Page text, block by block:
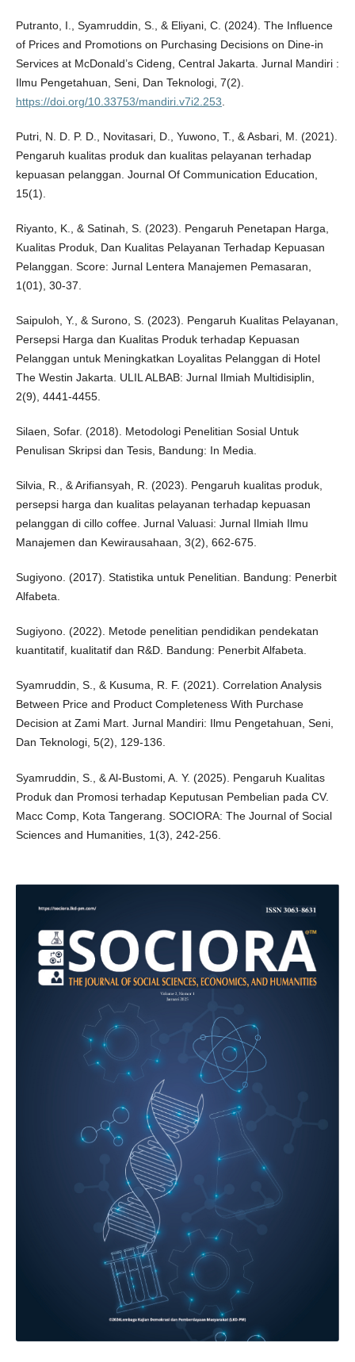
Putranto, I., Syamruddin, S., & Eliyani, C. (2024). The Influence
of Prices and Promotions on Purchasing Decisions on Dine-in
Services at McDonald’s Cideng, Central Jakarta. Jurnal Mandiri :
Ilmu Pengetahuan, Seni, Dan Teknologi, 7(2).
https://doi.org/10.33753/mandiri.v7i2.253.
Putri, N. D. P. D., Novitasari, D., Yuwono, T., & Asbari, M. (2021).
Pengaruh kualitas produk dan kualitas pelayanan terhadap
kepuasan pelanggan. Journal Of Communication Education,
15(1).
Riyanto, K., & Satinah, S. (2023). Pengaruh Penetapan Harga,
Kualitas Produk, Dan Kualitas Pelayanan Terhadap Kepuasan
Pelanggan. Score: Jurnal Lentera Manajemen Pemasaran,
1(01), 30-37.
Saipuloh, Y., & Surono, S. (2023). Pengaruh Kualitas Pelayanan,
Persepsi Harga dan Kualitas Produk terhadap Kepuasan
Pelanggan untuk Meningkatkan Loyalitas Pelanggan di Hotel
The Westin Jakarta. ULIL ALBAB: Jurnal Ilmiah Multidisiplin,
2(9), 4441-4455.
Silaen, Sofar. (2018). Metodologi Penelitian Sosial Untuk
Penulisan Skripsi dan Tesis, Bandung: In Media.
Silvia, R., & Arifiansyah, R. (2023). Pengaruh kualitas produk,
persepsi harga dan kualitas pelayanan terhadap kepuasan
pelanggan di cillo coffee. Jurnal Valuasi: Jurnal Ilmiah Ilmu
Manajemen dan Kewirausahaan, 3(2), 662-675.
Sugiyono. (2017). Statistika untuk Penelitian. Bandung: Penerbit
Alfabeta.
Sugiyono. (2022). Metode penelitian pendidikan pendekatan
kuantitatif, kualitatif dan R&D. Bandung: Penerbit Alfabeta.
Syamruddin, S., & Kusuma, R. F. (2021). Correlation Analysis
Between Price and Product Completeness With Purchase
Decision at Zami Mart. Jurnal Mandiri: Ilmu Pengetahuan, Seni,
Dan Teknologi, 5(2), 129-136.
Syamruddin, S., & Al-Bustomi, A. Y. (2025). Pengaruh Kualitas
Produk dan Promosi terhadap Keputusan Pembelian pada CV.
Macc Comp, Kota Tangerang. SOCIORA: The Journal of Social
Sciences and Humanities, 1(3), 242-256.